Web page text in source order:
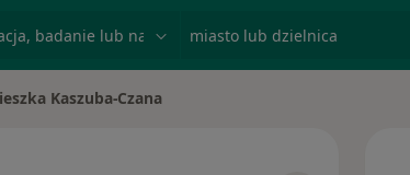
Kaszuba-Czana